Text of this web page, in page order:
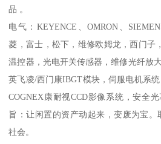
品 。
电气：KEYENCE、OMRON、
菱，富士，松下，维修欧姆龙，西门子
温控器，光电开关传感器，维修光纤放
英飞凌/西门康IBGT模块，伺服电机系
COGNEX康耐视CCD影像系统，安全
旨：让闲置的资产动起来，变废为宝
社会。